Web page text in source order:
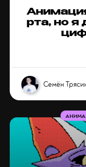
рта, но я
Семён